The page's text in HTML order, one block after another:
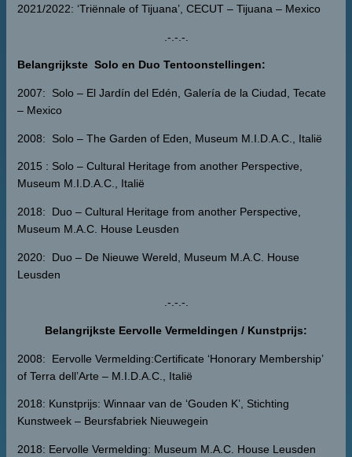
2021/2022: ‘Triënnale of Tijuana’, CECUT – Tijuana – Mexico
.-.-.-.
Belangrijkste Solo en Duo Tentoonstellingen:
2007: Solo – El Jardín del Edén, Galería de la Ciudad, Tecate
– Mexico
2008: Solo – The Garden of Eden, Museum M.I.D.A.C., Italië
2015 : Solo – Cultural Heritage from another Perspective,
Museum M.I.D.A.C., Italië
2018: Duo – Cultural Heritage from another Perspective,
Museum M.A.C. House Leusden
2020: Duo – De Nieuwe Wereld, Museum M.A.C. House
Leusden
.-.-.-.
Belangrijkste Eervolle Vermeldingen / Kunstprijs:
2008: Eervolle Vermelding:Certificate ‘Honorary Membership’
of Terra dell’Arte – M.I.D.A.C., Italië
2018: Kunstprijs: Winnaar van de ‘Gouden K’, Stichting
Kunstweek – Beursfabriek Nieuwegein
2018: Eervolle Vermelding: Museum M.A.C. House Leusden